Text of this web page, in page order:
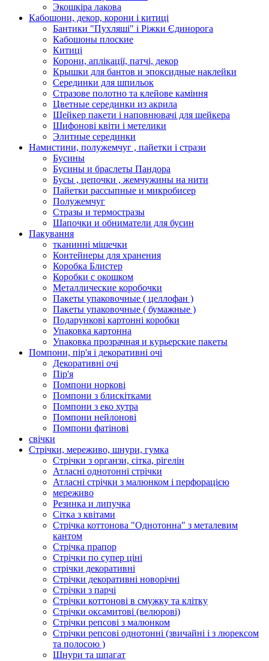
Экошкiра лакова
Кабошони, декор, корони і китиці
Бантики "Пухляші" і Ріжки Єдинорога
Кабошоны плоские
Китиці
Корони, аплікації, патчі, декор
Крышки для бантов и эпоксидные наклейки
Серединки для шпильок
Стразове полотно та клейове каміння
Цветные серединки из акрила
Шейкер пакети і наповнювачі для шейкера
Шифонові квіти і метелики
Элитные серединки
Намистини, полужемчуг , пайетки і стрази
Бусины
Бусины и браслеты Пандора
Бусы , цепочки , жемчужины на нити
Пайетки рассыпные и микробисер
Полужемчуг
Стразы и термостразы
Шапочки и обниматели для бусин
Пакування
тканинні мішечки
Контейнеры для хранения
Коробка Блистер
Коробки с окошком
Металлические коробочки
Пакеты упаковочные ( целлофан )
Пакеты упаковочные ( бумажные )
Подарункові картонні коробки
Упаковка картонна
Упаковка прозрачная и курьерские пакеты
Помпони, пір'я і декоративні очі
Декоративні очі
Пір'я
Помпони норкові
Помпони з блискітками
Помпони з еко хутра
Помпони нейлонові
Помпони фатінові
свічки
Стрічки, мереживо, шнури, гумка
Стрічки з органзи, сітка, рігелін
Атласні однотонні стрічки
Атласні стрічки з малюнком і перфорацією
мереживо
Резинка и липучка
Сітка з квітами
Стрічка коттонова "Однотонна" з металевим
кантом
Стрічка прапор
Стрічки по супер ціні
стрічки декоративні
Стрічки декоративні новорічні
Стрічки з парчі
Стрічки коттонові в смужку та клітку
Стрічки оксамитові (велюрові)
Стрічки репсові з малюнком
Стрічки репсові однотонні (звичайні і з люрексом
та полосою )
Шнури та шпагат